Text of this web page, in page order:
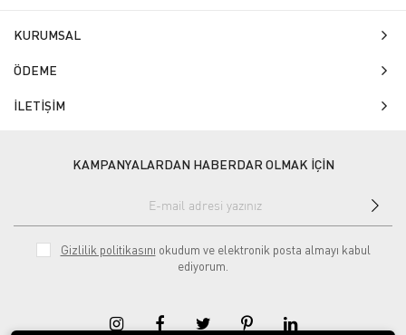
KURUMSAL
ÖDEME
İLETİŞİM
KAMPANYALARDAN HABERDAR OLMAK İÇİN
Gizlilik politikasını okudum ve elektronik posta almayı kabul
ediyorum.